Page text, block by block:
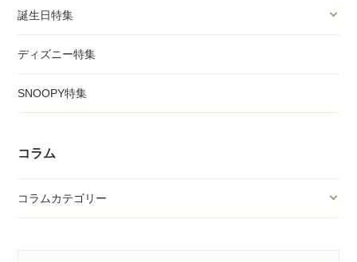
誕生日特集
ディズニー特集
SNOOPY特集
コラム
コラムカテゴリー